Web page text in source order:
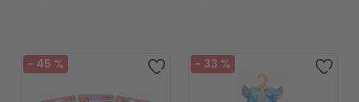
Zur Wunschliste hinzufügen
- 45 % Zur
- 33 %